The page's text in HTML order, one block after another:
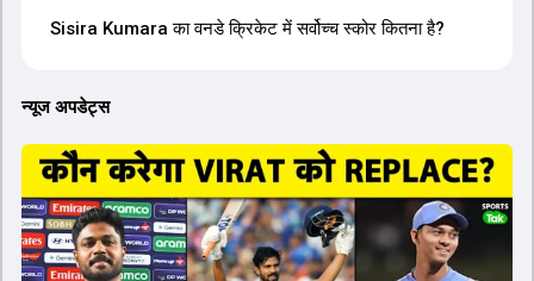
Sisira Kumara का वनडे क्रिकेट में सर्वोच्च स्कोर कितना है?
न्यूज अपडेट्स